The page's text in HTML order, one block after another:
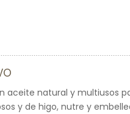
aceite natural y multiusos
y de higo, nutre y